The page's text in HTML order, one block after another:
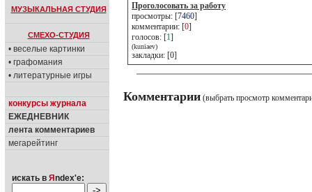
МУЗЫКАЛЬНАЯ СТУДИЯ
СМЕХО-СТУДИЯ
• веселые картинки
• графомания
• литературные игры
конкурсы журнала
ЕЖЕДНЕВНИК
лента комментариев
мегарейтинг
искать в Я ndex'е:
Проголосовать за работу
просмотры: [7460]
комментарии: [0]
голосов: [1]
(kuniaev)
закладки: [0]
Комментарии (выбрать просмотр